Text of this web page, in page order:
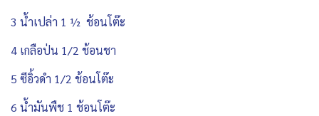
3 น้ำเปล่า 1 ½ ช้อนโต๊ะ
4 เกลือป่น 1/2 ช้อนชา
5 ซีอิ้วดำ 1/2 ช้อนโต๊ะ
6 น้ำมันพืช 1 ช้อนโต๊ะ